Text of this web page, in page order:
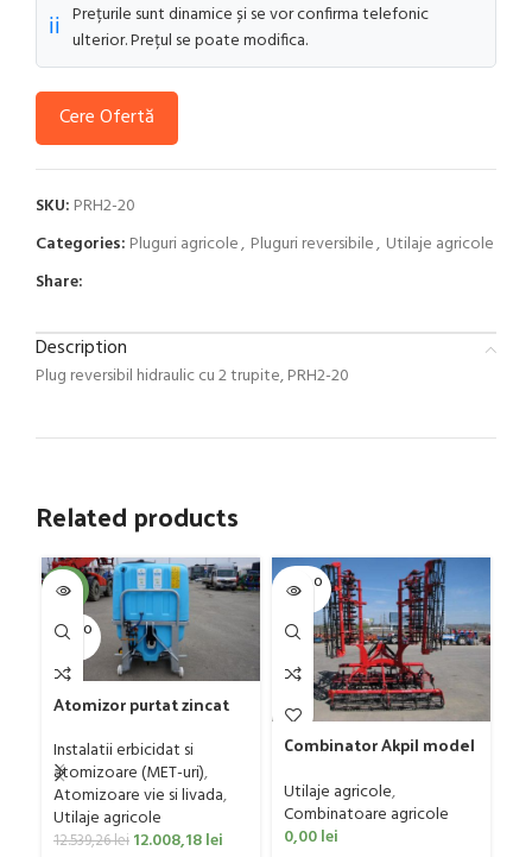
ℹ️ Prețurile sunt dinamice și se vor confirma telefonic
ulterior. Prețul se poate modifica.
Cere Ofertă
SKU: PRH2-20
Categories: Pluguri agricole, Pluguri reversibile, Utilaje agricole
Share:
Description
Plug reversibil hidraulic cu 2 trupite, PRH2-20
Related products
-4%
SOLD O
UT
Atomizor purtat zincat
Bufer, model Ronda,
400 litri
Instalatii erbicidat si
atomizoare (MET-uri),
Atomizoare vie si livada,
Utilaje agricole
12.539,26lei 12.008,18lei
SOLD O
UT
Combinator Akpil model
Utilaje agricole,
Combinatoare agricole
0,00lei